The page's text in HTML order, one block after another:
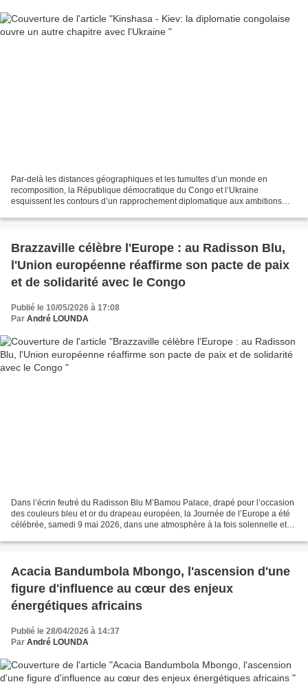
Par-delà les distances géographiques et les tumultes d’un monde en
recomposition, la République démocratique du Congo et l’Ukraine
esquissent les contours d’un rapprochement diplomatique aux ambitions
Brazzaville célèbre l'Europe : au Radisson Blu,
l'Union européenne réaffirme son pacte de paix
et de solidarité avec le Congo
Publié le 10/05/2026 à 17:08
Par André LOUNDA
Dans l’écrin feutré du Radisson Blu M’Bamou Palace, drapé pour l’occasion
des couleurs bleu et or du drapeau européen, la Journée de l’Europe a été
célébrée, samedi 9 mai 2026, dans une atmosphère à la fois solennelle et
Acacia Bandumbola Mbongo, l'ascension d'une
figure d'influence au cœur des enjeux
énergétiques africains
Publié le 28/04/2026 à 14:37
Par André LOUNDA